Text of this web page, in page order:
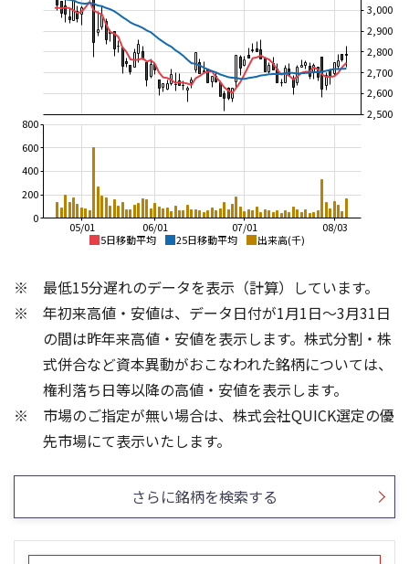
5日移動平均 25日移動平均 出来高(千)
08/03
07/01
06/01
05/01
2,500
2,600
2,700
2,800
2,900
3,000
0
200
400
600
800
13週移動平均 26週移動平均 出来高(千)
1,500
2,500
3,000
3,500
4,000
0
300
5ヶ月移動平均 25ヶ月移動平均 出来高(千)
1,000
2,000
3,000
3,500
4,000
0
300
最低15分遅れのデータを表示（計算）しています。
年初来高値・安値は、データ日付が1月1日～3月31日
の間は昨年来高値・安値を表示します。株式分割・株
式併合など資本異動がおこなわれた銘柄については、
権利落ち日等以降の高値・安値を表示します。
市場のご指定が無い場合は、株式会社QUICK選定の優
先市場にて表示いたします。
さらに銘柄を検索する